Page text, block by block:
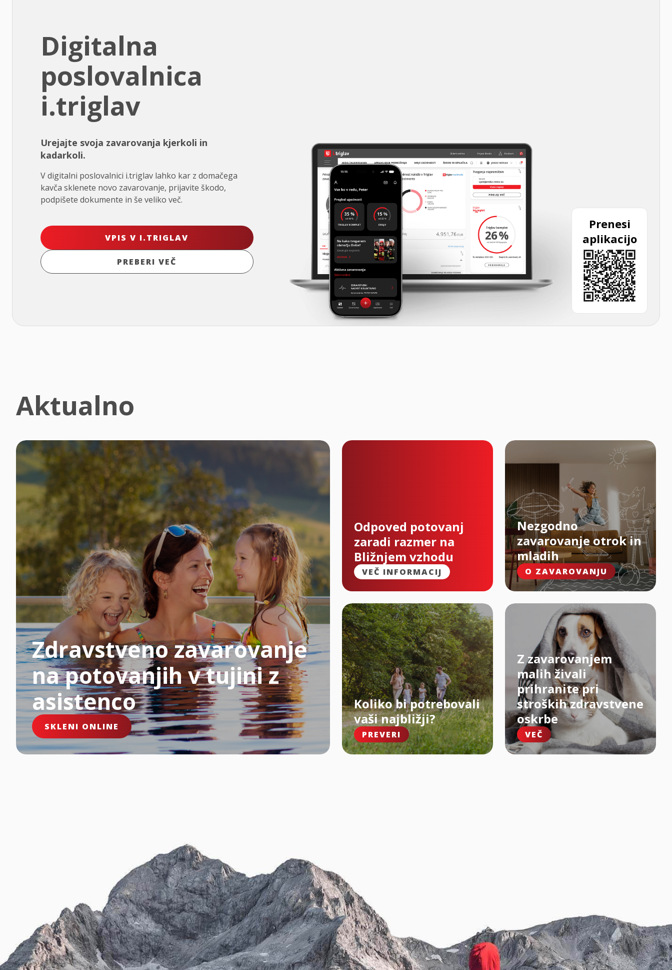
Digitalna
poslovalnica
i.triglav
Urejajte svoja zavarovanja kjerkoli in
kadarkoli.
V digitalni poslovalnici i.triglav lahko kar z domačega
kavča sklenete novo zavarovanje, prijavite škodo,
podpišete dokumente in še veliko več.
VPIS V I.TRIGLAV
PREBERI VEČ
Prenesi
aplikacijo
Aktualno
Zdravstveno zavarovanje
na potovanjih v tujini z
asistenco
SKLENI ONLINE
Odpoved potovanj
zaradi razmer na
Bližnjem vzhodu
VEČ INFORMACIJ
Nezgodno
zavarovanje otrok in
mladih
O ZAVAROVANJU
Koliko bi potrebovali
vaši najbližji?
PREVERI
Z zavarovanjem
malih živali
prihranite pri
stroških zdravstvene
oskrbe
VEČ